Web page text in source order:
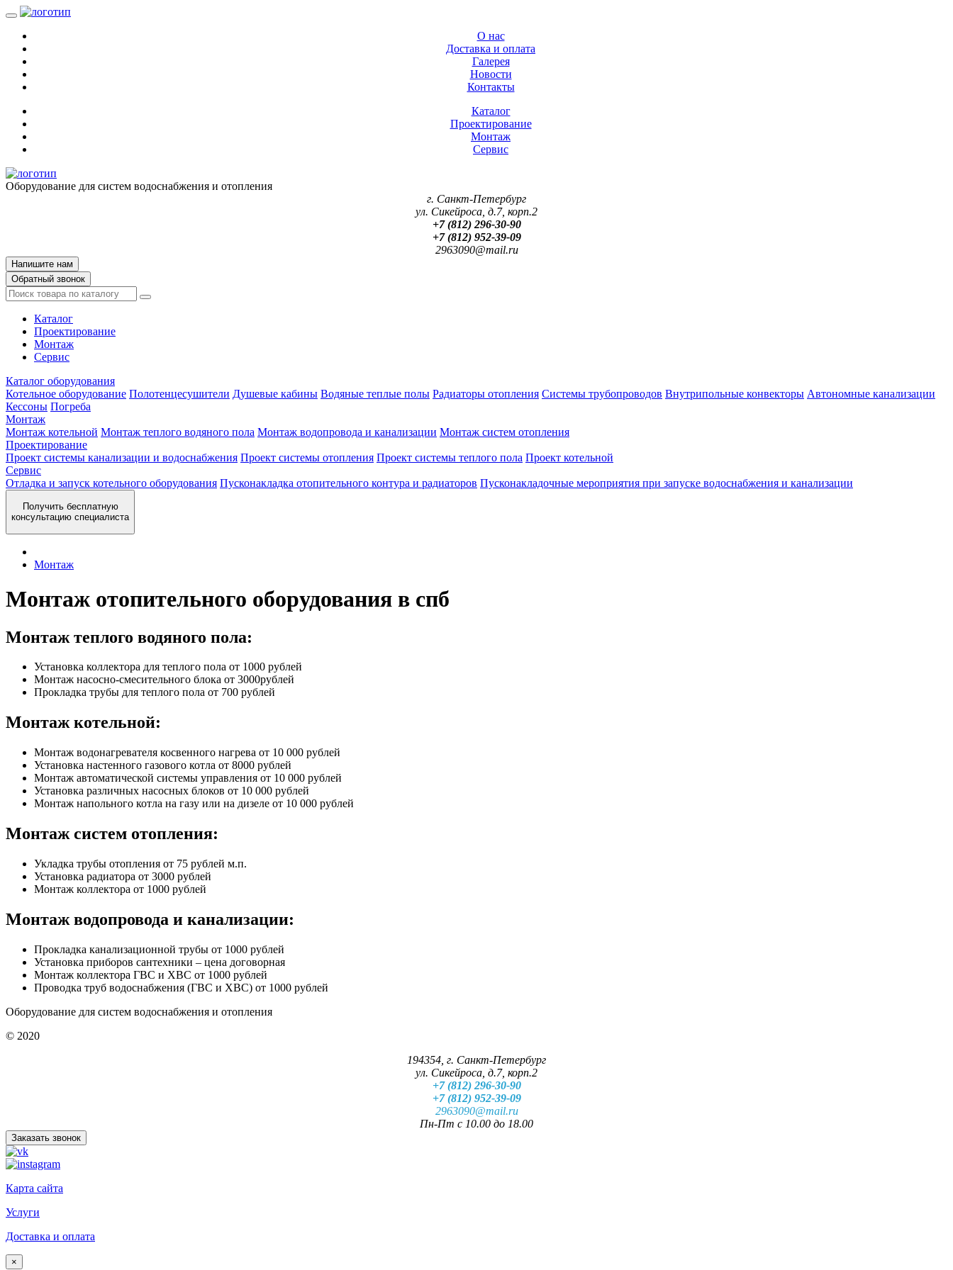
О нас
Доставка и оплата
Галерея
Новости
Контакты
Каталог
Проектирование
Монтаж
Сервис
Оборудование для систем водоснабжения и отопления
г. Санкт-Петербург
ул. Сикейроса, д.7, корп.2
+7 (812) 296-30-90
+7 (812) 952-39-09
2963090@mail.ru
Напишите нам
Обратный звонок
Каталог
Проектирование
Монтаж
Сервис
Каталог оборудования
Котельное оборудование Полотенцесушители Душевые кабины Водяные теплые полы Радиаторы отопления Системы трубопроводов Внутрипольные конвекторы Автономные канализации
Кессоны Погреба
Монтаж
Монтаж котельной Монтаж теплого водяного пола Монтаж водопровода и канализации Монтаж систем отопления
Проектирование
Проект системы канализации и водоснабжения Проект системы отопления Проект системы теплого пола Проект котельной
Сервис
Отладка и запуск котельного оборудования Пусконакладка отопительного контура и радиаторов Пусконакладочные мероприятия при запуске водоснабжения и канализации
Получить бесплатную
консультацию специалиста
Монтаж
Монтаж отопительного оборудования в спб
Монтаж теплого водяного пола:
Установка коллектора для теплого пола от 1000 рублей
Монтаж насосно-смесительного блока от 3000рублей
Прокладка трубы для теплого пола от 700 рублей
Монтаж котельной:
Монтаж водонагревателя косвенного нагрева от 10 000 рублей
Установка настенного газового котла от 8000 рублей
Монтаж автоматической системы управления от 10 000 рублей
Установка различных насосных блоков от 10 000 рублей
Монтаж напольного котла на газу или на дизеле от 10 000 рублей
Монтаж систем отопления:
Укладка трубы отопления от 75 рублей м.п.
Установка радиатора от 3000 рублей
Монтаж коллектора от 1000 рублей
Монтаж водопровода и канализации:
Прокладка канализационной трубы от 1000 рублей
Установка приборов сантехники – цена договорная
Монтаж коллектора ГВС и ХВС от 1000 рублей
Проводка труб водоснабжения (ГВС и ХВС) от 1000 рублей
Оборудование для систем водоснабжения и отопления
© 2020
194354, г. Санкт-Петербург
ул. Сикейроса, д.7, корп.2
+7 (812) 296-30-90
+7 (812) 952-39-09
2963090@mail.ru
Пн-Пт с 10.00 до 18.00
Заказать звонок
Карта сайта
Услуги
Доставка и оплата
×